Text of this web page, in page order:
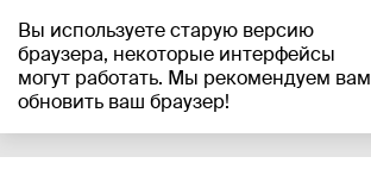
Вы используете старую версию
браузера, некоторые интерфейсы
могут работать. Мы рекомендуем вам
обновить ваш браузер!
+23°C